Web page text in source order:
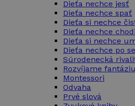
Dieťa nechce jesť
Dieťa nechce spať
Dieťa si nechce
Dieťa nechce
Dieťa si nechce
Dieťa nechce po
Súrodenecká
Rozvíjame fantáziu
Montessori
Odvaha
Prvé slová